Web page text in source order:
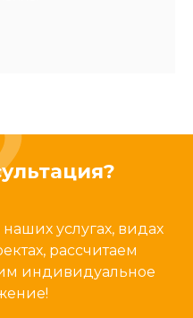
услугах, видах
рассчитаем
индивидуальное